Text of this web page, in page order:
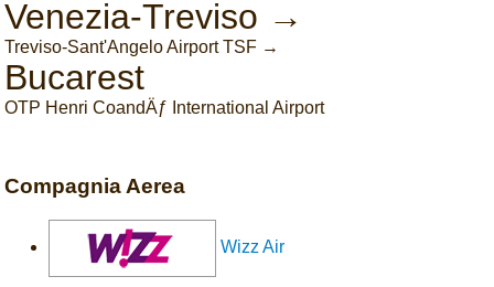
Venezia-Treviso →
Treviso-Sant'Angelo Airport TSF →
Bucarest
OTP Henri CoandÄƒ International Airport
Compagnia Aerea
Wizz Air